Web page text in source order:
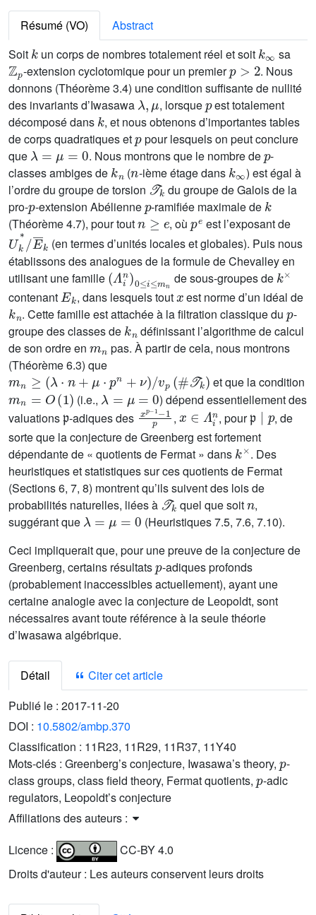
Résumé (VO)
Abstract
Soit
un corps de nombres totalement réel et soit
k∞
sa
ℤp
-extension cyclotomique pour un premier
p>2
. Nous
donnons (Théorème 3.4) une condition suffisante de nullité
des invariants d’Iwasawa
λ,μ
, lorsque
p
est totalement
décomposé dans
k
, et nous obtenons d’importantes tables
de corps quadratiques et
p
pour lesquels on peut conclure
que
λ=μ=0
. Nous montrons que le nombre de
p
-
classes ambiges de
kn
(
n
-ième étage dans
k∞
) est égal à
l’ordre du groupe de torsion
𝒯k
du groupe de Galois de la
pro-
p
-extension Abélienne
p
-ramifiée maximale de
k
(Théorème 4.7), pour tout
n≥e
, où
pe
est l’exposant de
Uk*/E¯k
(en termes d’unités locales et globales). Puis nous
établissons des analogues de la formule de Chevalley en
utilisant une famille
(Λin)0≤i≤mn
de sous-groupes de
k×
contenant
E k
, dans lesquels tout
x
est norme d’un idéal de
kn
. Cette famille est attachée à la filtration classique du
p
-
groupe des classes de
kn
définissant l’algorithme de calcul
de son ordre en
mn
pas. À partir de cela, nous montrons
(Théorème 6.3) que
mn≥(λ·n+μ·pn+ν 𝒯
et que la condition
mn =O (1)
(i.e.,
λ= μ=0
) dépend essentiellement des
valuations
𝔭
-adiques des
xp-1-
1p
,
x∈Λin
, pour
𝔭∣p
, de
sorte que la conjecture de Greenberg est fortement
dépendante de « quotients de Fermat » dans
k×
. Des
heuristiques et statistiques sur ces quotients de Fermat
(Sections 6, 7, 8) montrent qu’ils suivent des lois de
probabilités naturelles, liées à
𝒯k
quel que soit
n
,
suggérant que
λ=μ=0
(Heuristiques 7.5, 7.6, 7.10).
Ceci impliquerait que, pour une preuve de la conjecture de
Greenberg, certains résultats
p
-adiques profonds
(probablement inaccessibles actuellement), ayant une
certaine analogie avec la conjecture de Leopoldt, sont
nécessaires avant toute référence à la seule théorie
d’Iwasawa algébrique.
Détail
Citer cet article
Publié le : 2017-11-20
DOI : 10.5802/ambp.370
Classification : 11R23, 11R29, 11R37, 11Y40
Mots-clés : Greenberg’s conjecture, Iwasawa’s theory,
-
class groups, class field theory, Fermat quotients,
p
-adic
regulators, Leopoldt’s conjecture
Affiliations des auteurs :
Licence :
CC-BY 4.0
Droits d'auteur : Les auteurs conservent leurs droits